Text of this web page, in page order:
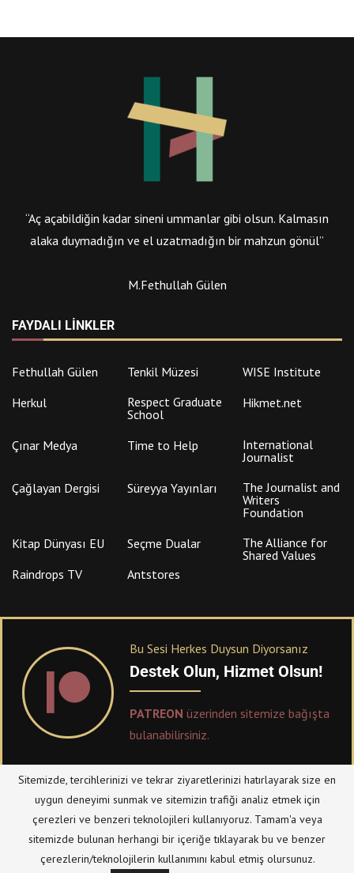
“Aç açabildiğin kadar sineni ummanlar gibi olsun. Kalmasın
alaka duymadığın ve el uzatmadığın bir mahzun gönül”
M.Fethullah Gülen
FAYDALI LINKLER
Fethullah Gülen Tenkil Müzesi
WISE Institute
Herkul
Respect Graduate
School
Hikmet.net
Çınar Medya Time to Help
International
Journalist
Çağlayan Dergisi
Süreyya Yayınları
The Journalist and
Writers
Foundation
Kitap Dünyası EU
Seçme Dualar
The Alliance for
Shared Values
Raindrops TV
Antstores
Bu Sesi Herkes Duysun Diyorsanız
Destek Olun, Hizmet Olsun!
PATREON üzerinden sitemize bağışta
bulanabilirsiniz.
© Telif Hakkı 2023, Tüm Hakları Saklıdır | @hizmetten.com
Bize Ulaşın
Taziye Defteri
Gizlilik Politikası (Datenschutzerklärung)
Künye/Impressum
Sitemizde, tercihlerinizi ve tekrar ziyaretlerinizi hatırlayarak size en
uygun deneyimi sunmak ve sitemizin trafiği analiz etmek için
çerezleri ve benzeri teknolojileri kullanıyoruz. Tamam'a veya
sitemizde bulunan herhangi bir içeriğe tıklayarak bu ve benzer
çerezlerin/teknolojilerin kullanımını kabul etmiş olursunuz.